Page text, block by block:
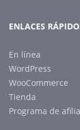
ENLACES
En línea
WordPress
WooCommerce
Tienda
Programa de